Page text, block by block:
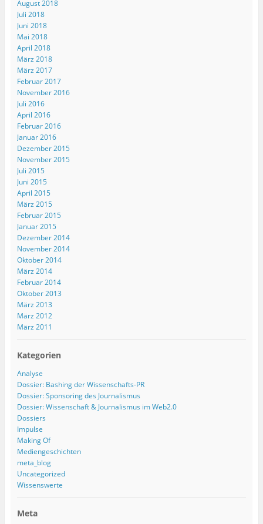
August 2018
Juli 2018
Juni 2018
Mai 2018
April 2018
März 2018
März 2017
Februar 2017
November 2016
Juli 2016
April 2016
Februar 2016
Januar 2016
Dezember 2015
November 2015
Juli 2015
Juni 2015
April 2015
März 2015
Februar 2015
Januar 2015
Dezember 2014
November 2014
Oktober 2014
März 2014
Februar 2014
Oktober 2013
März 2013
März 2012
März 2011
Kategorien
Analyse
Dossier: Bashing der Wissenschafts-PR
Dossier: Sponsoring des Journalismus
Dossier: Wissenschaft & Journalismus im Web2.0
Dossiers
Impulse
Making Of
Mediengeschichten
meta_blog
Uncategorized
Wissenswerte
Meta